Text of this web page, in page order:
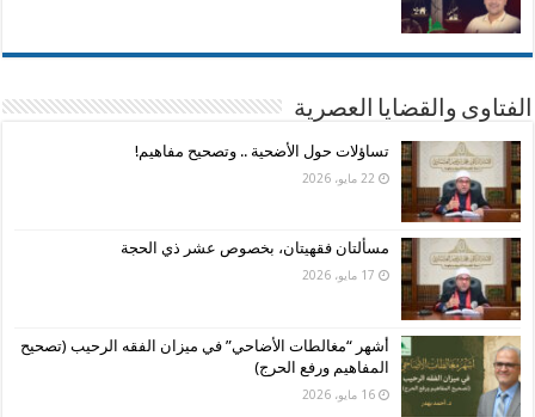
الفتاوى والقضايا العصرية
تساؤلات حول الأضحية .. وتصحيح مفاهيم!
22 مايو، 2026
مسألتان فقهيتان، بخصوص عشر ذي الحجة
17 مايو، 2026
أشهر “مغالطات الأضاحي” في ميزان الفقه الرحيب (تصحيح
المفاهيم ورفع الحرج)
16 مايو، 2026